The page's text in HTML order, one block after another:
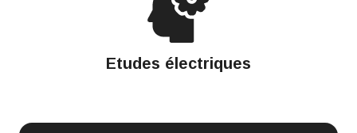
Etudes électriques